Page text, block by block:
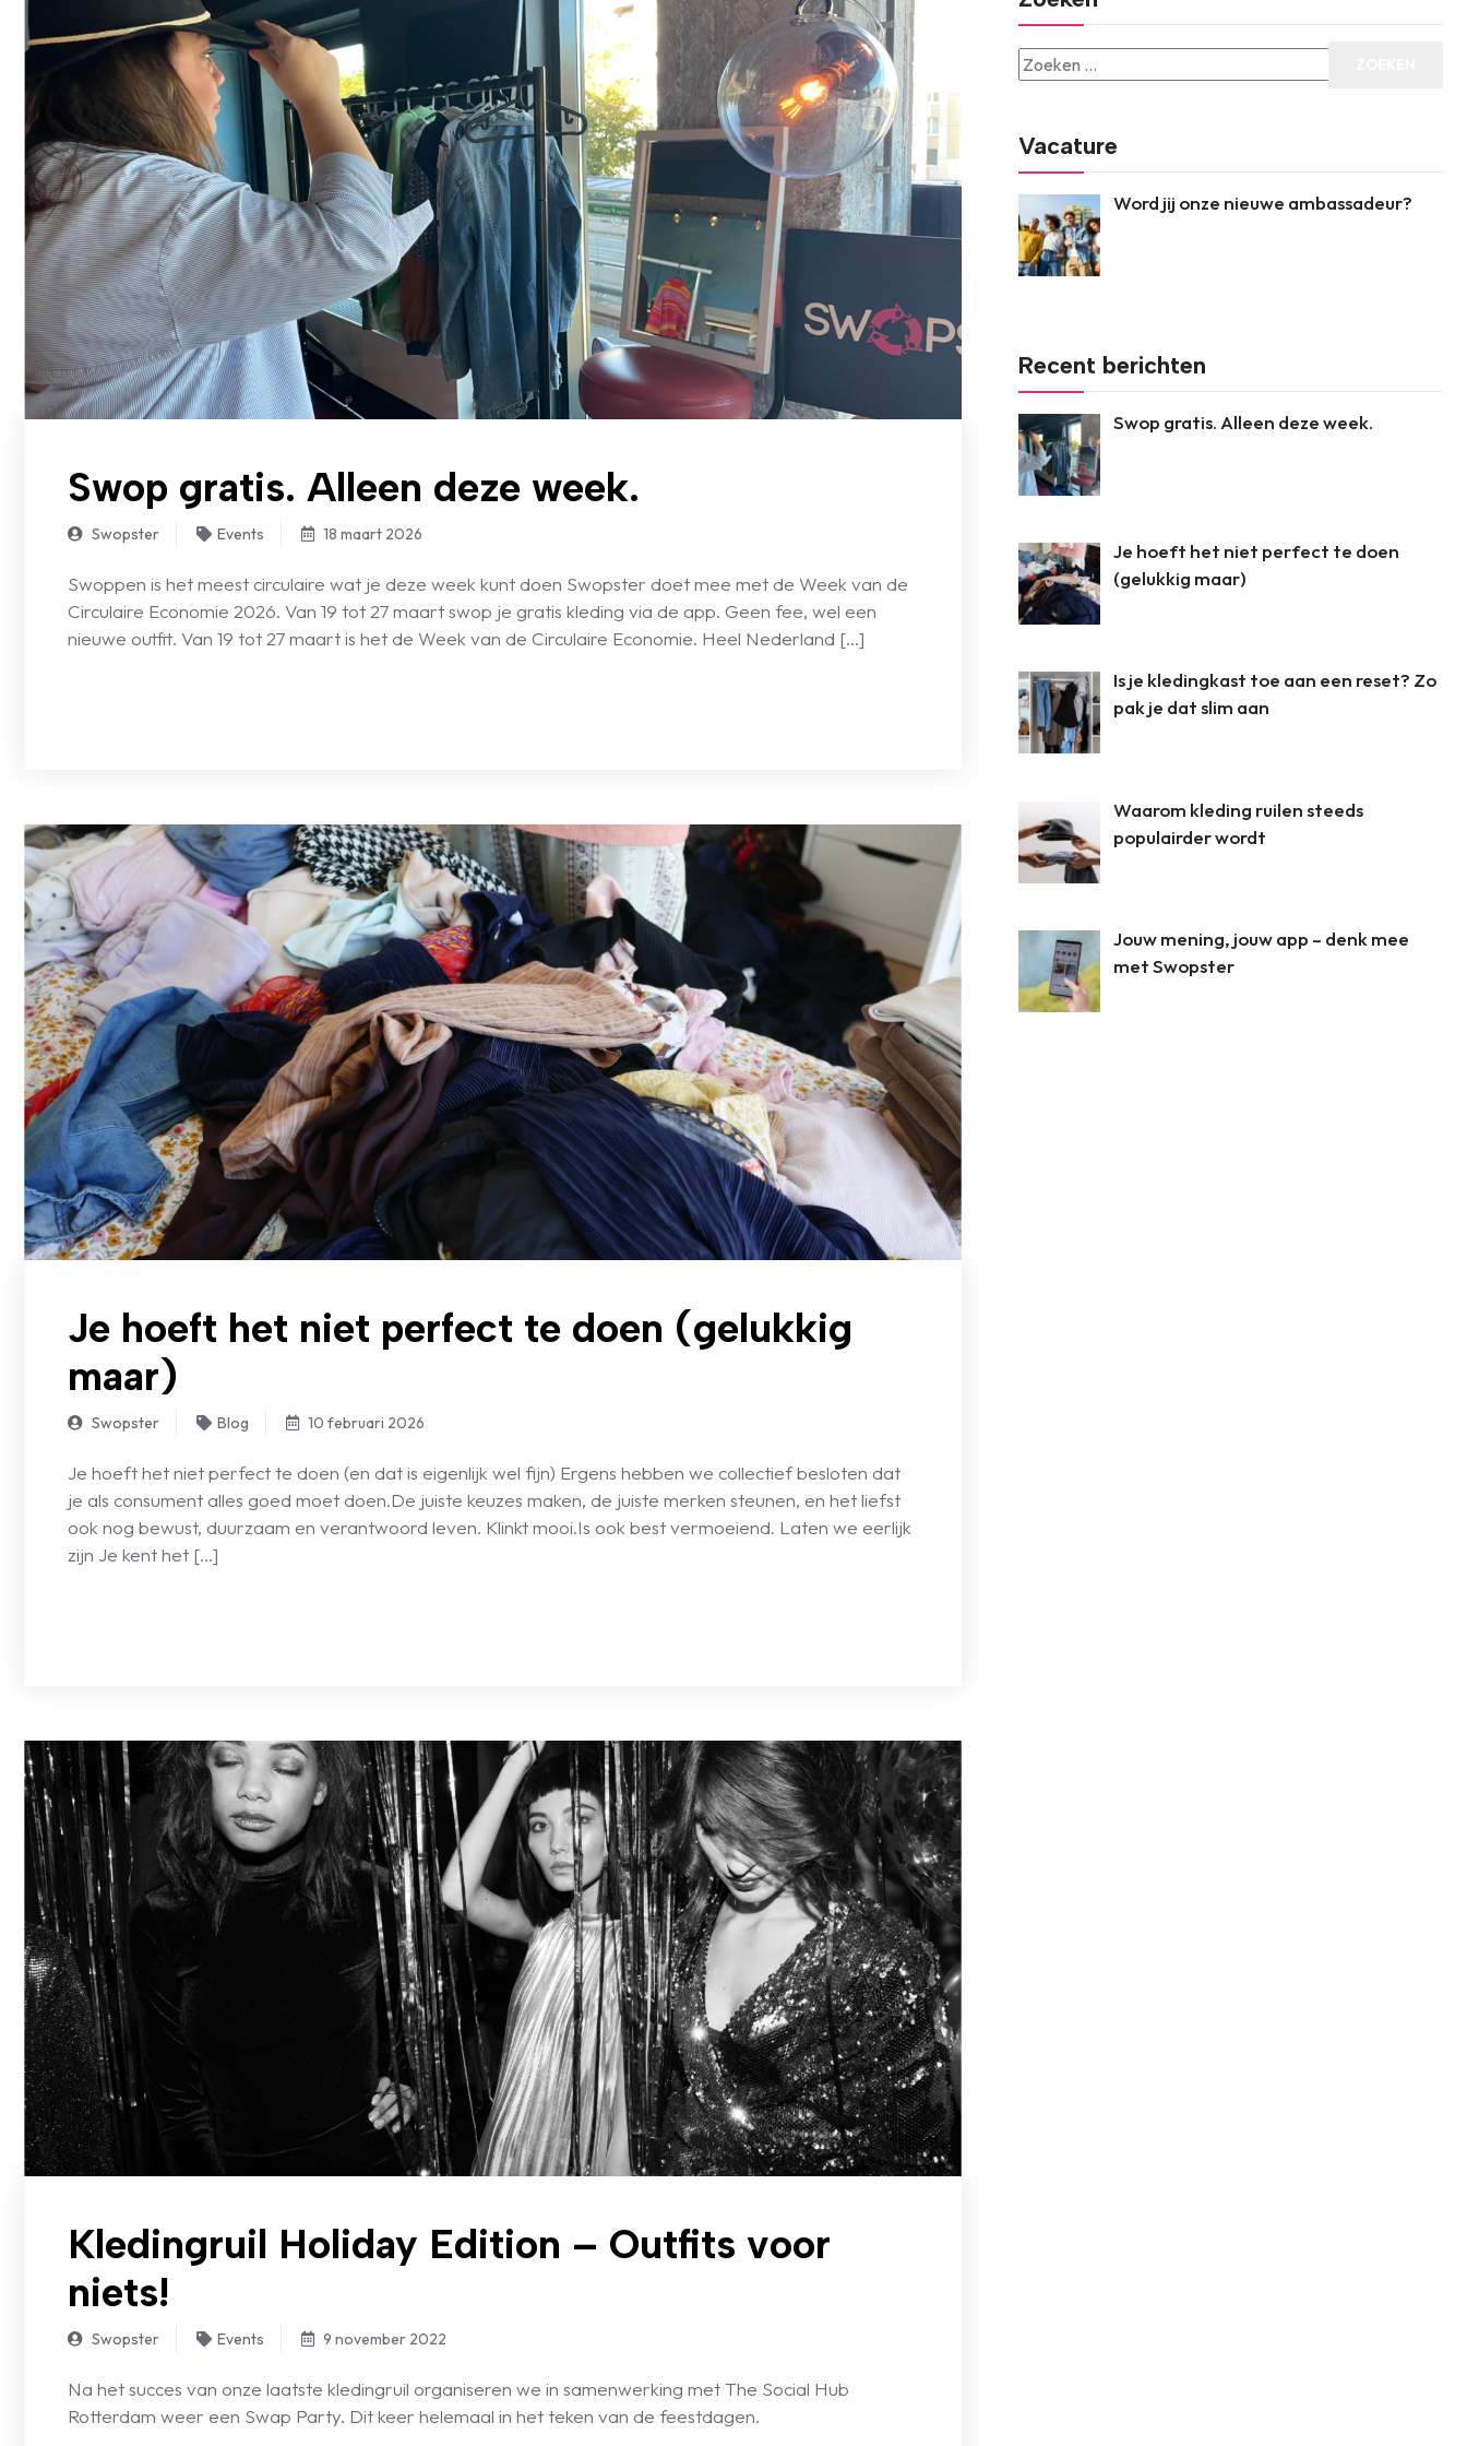
Swop gratis. Alleen deze week.
Swopster Events 18 maart 2026
Swoppen is het meest circulaire wat je deze week kunt doen Swopster doet mee met de Week van de
Circulaire Economie 2026. Van 19 tot 27 maart swop je gratis kleding via de app. Geen fee, wel een
nieuwe outfit. Van 19 tot 27 maart is het de Week van de Circulaire Economie. Heel Nederland […]
Je hoeft het niet perfect te doen (gelukkig
maar)
Swopster Blog 10 februari 2026
Je hoeft het niet perfect te doen (en dat is eigenlijk wel fijn) Ergens hebben we collectief besloten dat
je als consument alles goed moet doen.De juiste keuzes maken, de juiste merken steunen, en het liefst
ook nog bewust, duurzaam en verantwoord leven. Klinkt mooi.Is ook best vermoeiend. Laten we eerlijk
zijn Je kent het […]
Kledingruil Holiday Edition – Outfits voor
niets!
Swopster Events 9 november 2022
Na het succes van onze laatste kledingruil organiseren we in samenwerking met The Social Hub
Rotterdam weer een Swap Party. Dit keer helemaal in het teken van de feestdagen.
Vacature
Word jij onze nieuwe ambassadeur?
Recent berichten
Swop gratis. Alleen deze week.
Je hoeft het niet perfect te doen
(gelukkig maar)
Is je kledingkast toe aan een reset? Zo
pak je dat slim aan
Waarom kleding ruilen steeds
populairder wordt
Jouw mening, jouw app – denk mee
met Swopster